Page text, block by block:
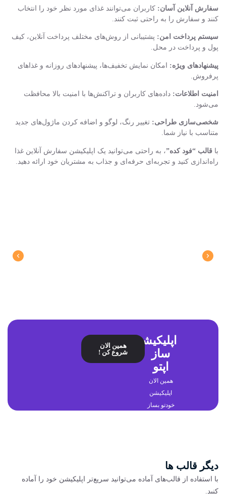
سفارش آنلاین آسان: کاربران می‌توانند غذای مورد نظر خود را انتخاب
کنند و سفارش را به راحتی ثبت کنند.
سیستم پرداخت امن: پشتیبانی از روش‌های مختلف پرداخت آنلاین، کیف
پول و پرداخت در محل.
پیشنهادهای ویژه: امکان نمایش تخفیف‌ها، پیشنهادهای روزانه و غذاهای
پرفروش.
امنیت اطلاعات: داده‌های کاربران و تراکنش‌ها با امنیت بالا محافظت
می‌شود.
شخصی‌سازی طراحی: تغییر رنگ، لوگو و اضافه کردن ماژول‌های جدید
متناسب با نیاز شما.
با قالب “فود کده”، به راحتی می‌توانید یک اپلیکیشن سفارش آنلاین غذا
راه‌اندازی کنید و تجربه‌ای حرفه‌ای و جذاب به مشتریان خود ارائه دهید.
اپلیکیشن
ساز
اپتو
همین الان
اپلیکیشن
خودتو بساز
همین الان
شروع کن !
دیگر قالب ها
با استفاده از قالب‌های آماده می‌توانید سریع‌تر اپلیکیشن خود را آماده
کنید.